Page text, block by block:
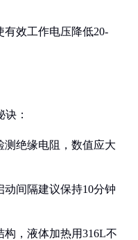
效工作电压降低20-
：
测绝缘电阻，数值应大
动间隔建议保持10分钟
构，液体加热用316L不